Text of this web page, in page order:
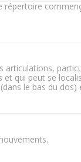
répertoire
articulations,
et qui peut se
le bas du dos)